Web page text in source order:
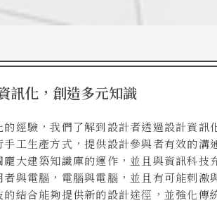
訊化，創造多元知識
經驗，我們了解到設計者透過設計資訊
工生產方式，提供設計參與者有效的溝
大建築知識庫的運作，並且與資訊科技
與電腦，電腦與電腦，並且有可能刺激
結合能夠提供新的設計途徑，並強化傳